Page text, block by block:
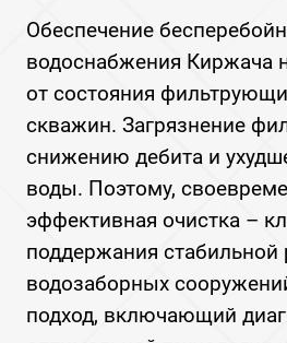
Обеспечение
водоснабжения Киржача
от состояния
скважин. Загрязнение
снижению дебита и
воды. Поэтому,
эффективная очистка –
поддержания стабильной
водозаборных
подход, включающий